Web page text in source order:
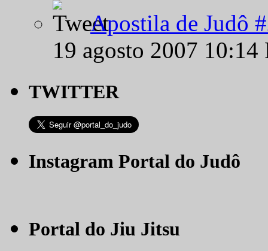
Apostila de Judô
19 agosto 2007
TWITTER
Instagram Portal do Judô
Portal do Jiu Jitsu